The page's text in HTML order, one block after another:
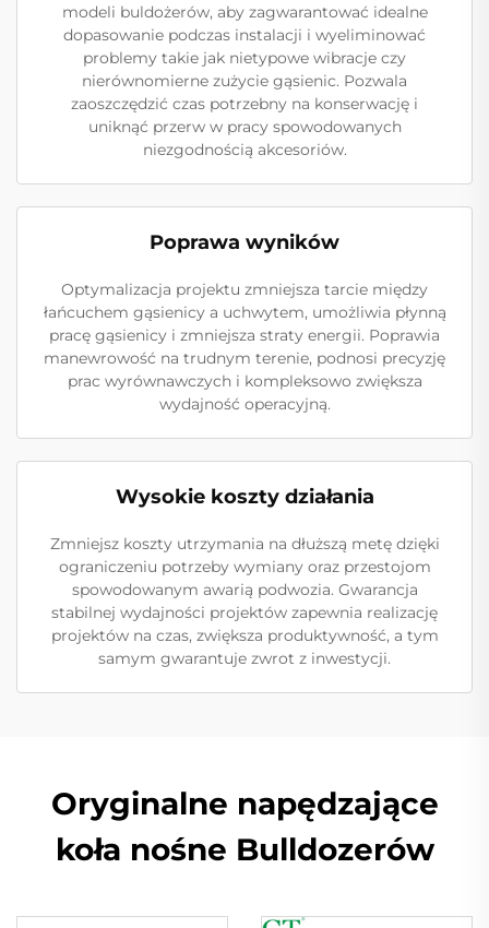
modeli buldożerów, aby zagwarantować idealne
dopasowanie podczas instalacji i wyeliminować
problemy takie jak nietypowe wibracje czy
nierównomierne zużycie gąsienic. Pozwala
zaoszczędzić czas potrzebny na konserwację i
uniknąć przerw w pracy spowodowanych
niezgodnością akcesoriów.
Poprawa wyników
Optymalizacja projektu zmniejsza tarcie między
łańcuchem gąsienicy a uchwytem, umożliwia płynną
pracę gąsienicy i zmniejsza straty energii. Poprawia
manewrowość na trudnym terenie, podnosi precyzję
prac wyrównawczych i kompleksowo zwiększa
wydajność operacyjną.
Wysokie koszty działania
Zmniejsz koszty utrzymania na dłuższą metę dzięki
ograniczeniu potrzeby wymiany oraz przestojom
spowodowanym awarią podwozia. Gwarancja
stabilnej wydajności projektów zapewnia realizację
projektów na czas, zwiększa produktywność, a tym
samym gwarantuje zwrot z inwestycji.
Oryginalne napędzające
koła nośne Bulldozerów